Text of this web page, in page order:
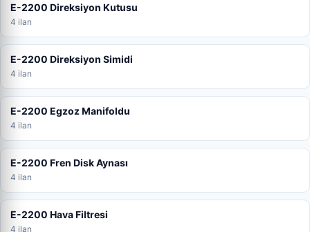
E-2200 Direksiyon Kutusu
4 ilan
E-2200 Direksiyon Simidi
4 ilan
E-2200 Egzoz Manifoldu
4 ilan
E-2200 Fren Disk Aynası
4 ilan
E-2200 Hava Filtresi
4 ilan